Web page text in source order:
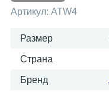
Артикул: ATW4
Размер
Страна
Бренд